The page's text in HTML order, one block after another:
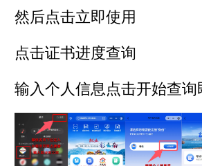
然后点击立即使用
点击证书进度查询
输入个人信息点击开始查询